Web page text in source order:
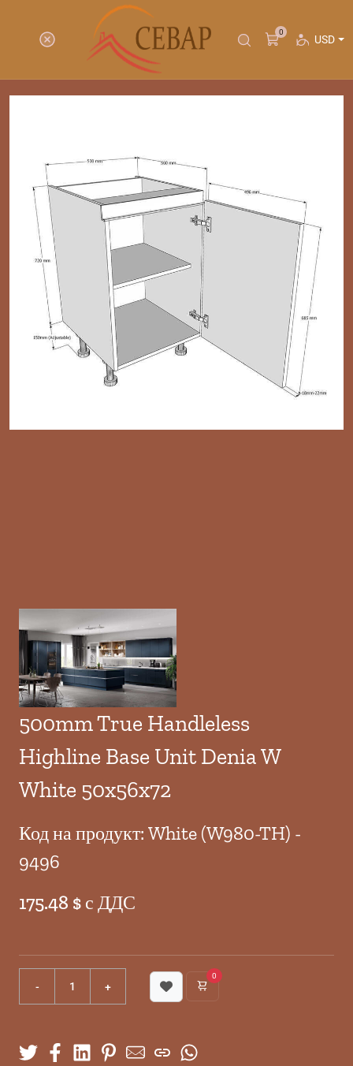
0
USD
500mm True Handleless
Highline Base Unit Denia W
White 50x56x72
Код на продукт: White (W980-TH) -
9496
175.48 $ с ДДС
0